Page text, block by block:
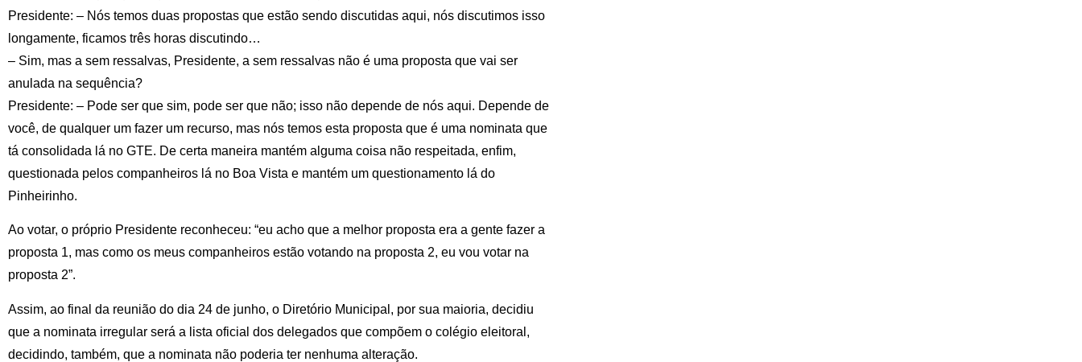
Presidente: – Nós temos duas propostas que estão sendo discutidas aqui, nós discutimos isso
longamente, ficamos três horas discutindo…
– Sim, mas a sem ressalvas, Presidente, a sem ressalvas não é uma proposta que vai ser
anulada na sequência?
Presidente: – Pode ser que sim, pode ser que não; isso não depende de nós aqui. Depende de
você, de qualquer um fazer um recurso, mas nós temos esta proposta que é uma nominata que
tá consolidada lá no GTE. De certa maneira mantém alguma coisa não respeitada, enfim,
questionada pelos companheiros lá no Boa Vista e mantém um questionamento lá do
Pinheirinho.
Ao votar, o próprio Presidente reconheceu: “eu acho que a melhor proposta era a gente fazer a
proposta 1, mas como os meus companheiros estão votando na proposta 2, eu vou votar na
proposta 2”.
Assim, ao final da reunião do dia 24 de junho, o Diretório Municipal, por sua maioria, decidiu
que a nominata irregular será a lista oficial dos delegados que compõem o colégio eleitoral,
decidindo, também, que a nominata não poderia ter nenhuma alteração.